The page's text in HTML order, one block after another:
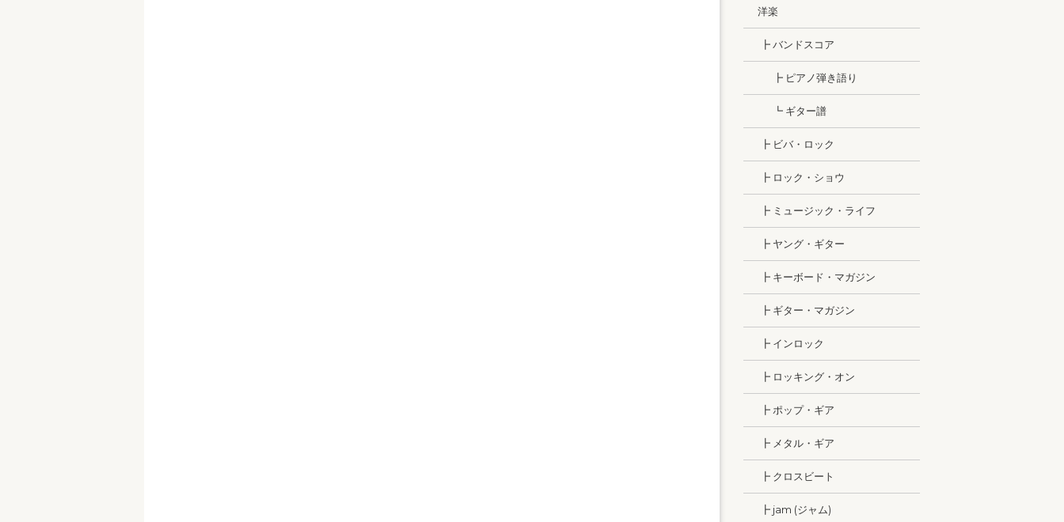
洋楽
┣ バンドスコア
┣ ピアノ弾き語り
┗ ギター譜
┣ ビバ・ロック
┣ ロック・ショウ
┣ ミュージック・ライフ
┣ ヤング・ギター
┣ キーボード・マガジン
┣ ギター・マガジン
┣ インロック
┣ ロッキング・オン
┣ ポップ・ギア
┣ メタル・ギア
┣ クロスビート
┣ jam (ジャム)